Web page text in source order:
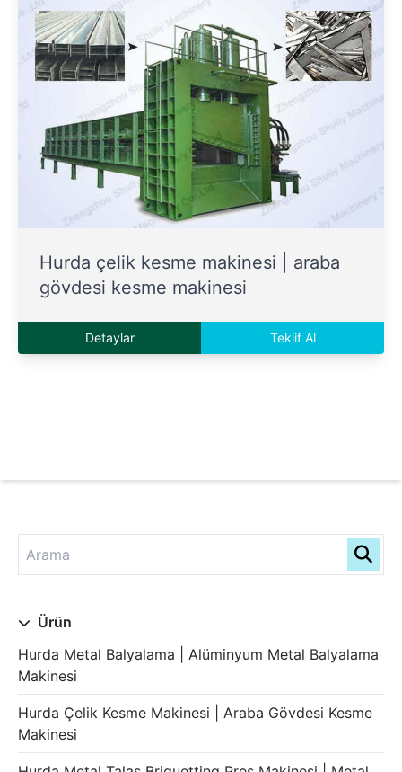
Ürün
Hurda Metal Balyalama | Alüminyum Metal Balyalama
Makinesi
Hurda Çelik Kesme Makinesi | Araba Gövdesi Kesme
Makinesi
Hurda çelik kesme makinesi | araba
gövdesi kesme makinesi
Detaylar Teklif Al